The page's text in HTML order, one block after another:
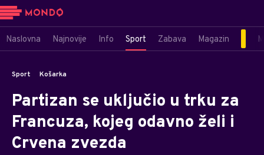
Naslovna Najnovije Info Sport Zabava Magazin
Sport Košarka
Partizan se uključio u trku za
Francuza, kojeg odavno želi i
Crvena zvezda